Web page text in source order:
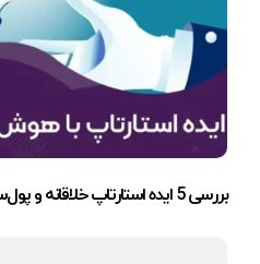
بررسی 5 ایده استارتاپ خلاقانه و پول‌ساز با هوش مصنوعی